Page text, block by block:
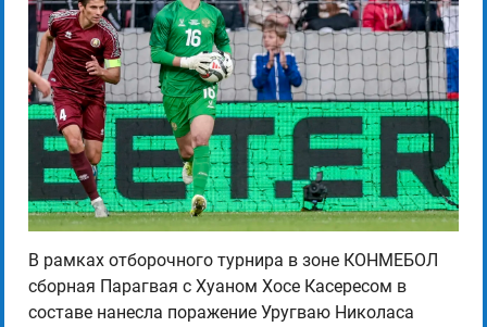
В рамках отборочного турнира в зоне КОНМЕБОЛ
сборная Парагвая с Хуаном Хосе Касересом в
составе нанесла поражение Уругваю Николаса